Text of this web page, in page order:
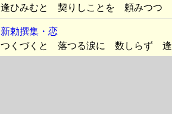
逢ひみむと 契りしことを 頼みつつ
新勅撰集・恋
つくづくと 落つる涙に 数しらず 逢